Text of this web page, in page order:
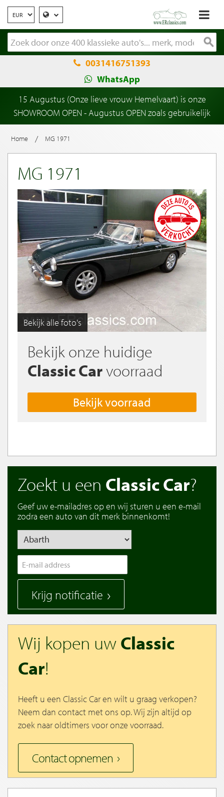
0031416751393
WhatsApp
15 Augustus (Onze lieve vrouw Hemelvaart) is onze
SHOWROOM OPEN - Augustus OPEN zoals gebruikelijk
Home / MG 1971
MG 1971
Bekijk alle foto's
Bekijk onze huidige
Classic Carvoorraad
Bekijk voorraad
Zoekt u een Classic Car?
Geef uw e-mailadres op en wij sturen u een e-mail
zodra een auto van dit merk binnenkomt!
Krijg notificatie
Wij kopen uwClassic
Car!
Heeft u een Classic Car en wilt u graag verkopen?
Neem dan contact met ons op. Wij zijn altijd op
zoek naar oldtimers voor onze voorraad.
Contact opnemen